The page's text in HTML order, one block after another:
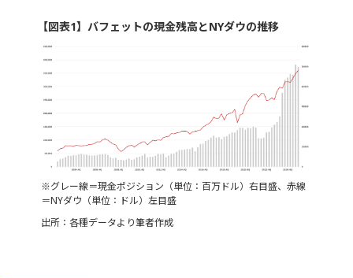
【図表1】バフェットの現金残高とNYダウの推移
※グレー線＝現金ポジション（単位：百万ドル）右目盛、赤線
＝NYダウ（単位：ドル）左目盛
出所：各種データより筆者作成